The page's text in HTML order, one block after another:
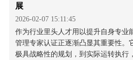
展
2026-02-07 15:11:45
作为行业里头人才用以提升自身专业
管理专家认证正逐渐凸显其重要性。
极具战略性的规划，到实际运转执行